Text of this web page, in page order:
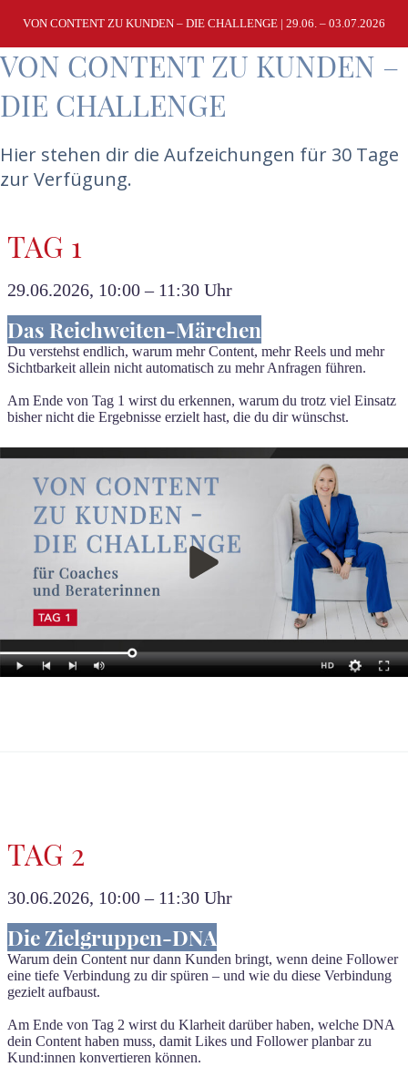
InhaltVON CONTENT ZU KUNDEN – DIE CHALLENGE | 29.06. – 03.07.2026
VON CONTENT ZU KUNDEN –
DIE CHALLENGE
Hier stehen dir die Aufzeichungen für 30 Tage
zur Verfügung.
TAG 1
29.06.2026, 10:00 – 11:30 Uhr
Das Reichweiten-Märchen
Du verstehst endlich, warum mehr Content, mehr Reels und mehr
Sichtbarkeit allein nicht automatisch zu mehr Anfragen führen.
Am Ende von Tag 1 wirst du erkennen, warum du trotz viel Einsatz
bisher nicht die Ergebnisse erzielt hast, die du dir wünschst.
TAG 2
30.06.2026, 10:00 – 11:30 Uhr
Die Zielgruppen-DNA
Warum dein Content nur dann Kunden bringt, wenn deine Follower
eine tiefe Verbindung zu dir spüren – und wie du diese Verbindung
gezielt aufbaust.
Am Ende von Tag 2 wirst du Klarheit darüber haben, welche DNA
dein Content haben muss, damit Likes und Follower planbar zu
Kund:innen konvertieren können.